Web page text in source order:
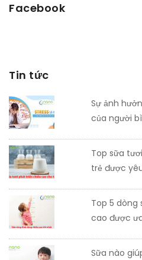
Facebook
Tin tức
Sự ảnh
của người
Top sữa
trẻ được
Top 5
cao được
Sữa nào